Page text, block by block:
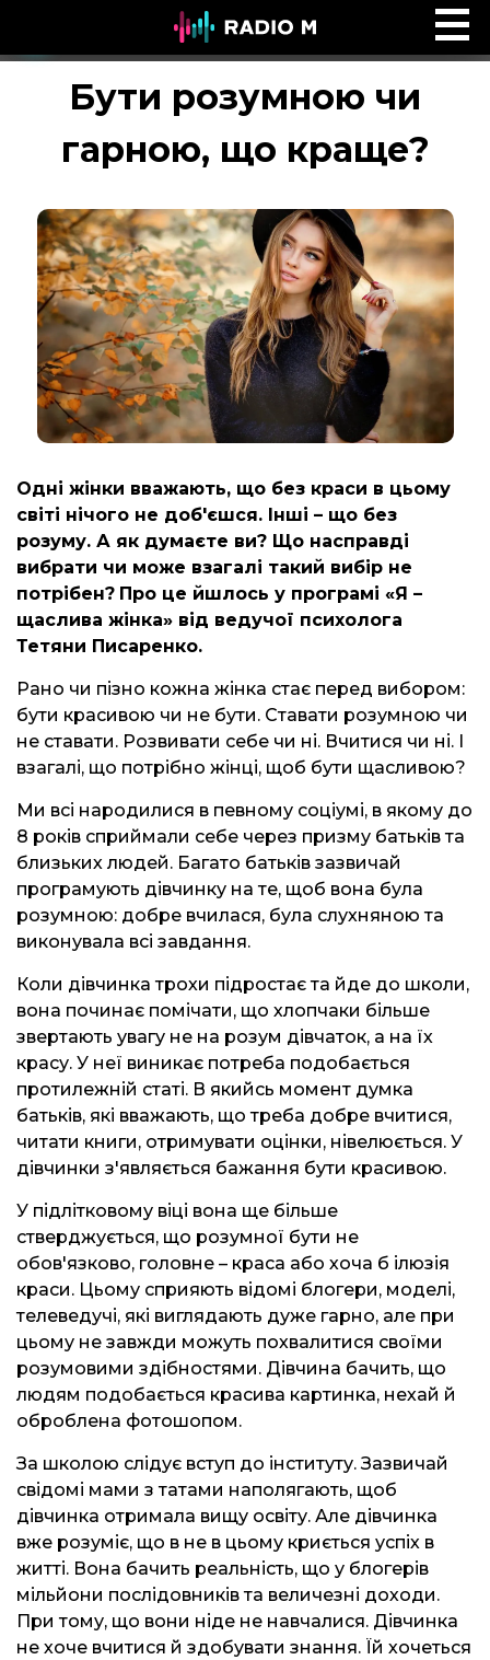
Біблійний погляд
Бути розумною чи
гарною, що краще?
Одні жінки вважають, що без краси в цьому
світі нічого не доб'єшся. Інші – що без
розуму. А як думаєте ви? Що насправді
вибрати чи може взагалі такий вибір не
потрібен? Про це йшлось у програмі «Я –
щаслива жінка» від ведучої психолога
Тетяни Писаренко.
Рано чи пізно кожна жінка стає перед вибором:
бути красивою чи не бути. Ставати розумною чи
не ставати. Розвивати себе чи ні. Вчитися чи ні. І
взагалі, що потрібно жінці, щоб бути щасливою?
Ми всі народилися в певному соціумі, в якому до
8 років сприймали себе через призму батьків та
близьких людей. Багато батьків зазвичай
програмують дівчинку на те, щоб вона була
розумною: добре вчилася, була слухняною та
виконувала всі завдання.
Коли дівчинка трохи підростає та йде до школи,
вона починає помічати, що хлопчаки більше
звертають увагу не на розум дівчаток, а на їх
красу. У неї виникає потреба подобається
протилежній статі. В якийсь момент думка
батьків, які вважають, що треба добре вчитися,
читати книги, отримувати оцінки, нівелюється. У
дівчинки з'являється бажання бути красивою.
У підлітковому віці вона ще більше
стверджується, що розумної бути не
обов'язково, головне – краса або хоча б ілюзія
краси. Цьому сприяють відомі блогери, моделі,
телеведучі, які виглядають дуже гарно, але при
цьому не завжди можуть похвалитися своїми
розумовими здібностями. Дівчина бачить, що
людям подобається красива картинка, нехай й
оброблена фотошопом.
За школою слідує вступ до інституту. Зазвичай
свідомі мами з татами наполягають, щоб
дівчинка отримала вищу освіту. Але дівчинка
вже розуміє, що в не в цьому криється успіх в
житті. Вона бачить реальність, що у блогерів
мільйони послідовників та величезні доходи.
При тому, що вони ніде не навчалися. Дівчинка
не хоче вчитися й здобувати знання. Їй хочеться